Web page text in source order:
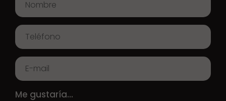
Me gustaría...